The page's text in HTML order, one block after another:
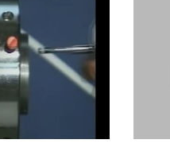
VÒNG BI SKF C 6910 V
SKF để yên tâm về nguồn gốc
hãng bằng các cách sau:
bằng mắt thường
vòng bi SKF giả